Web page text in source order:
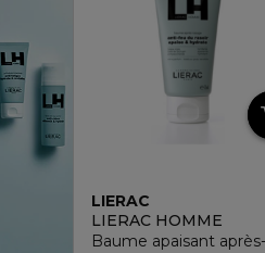
LIERAC
LIERAC HOMME
Baume apaisant